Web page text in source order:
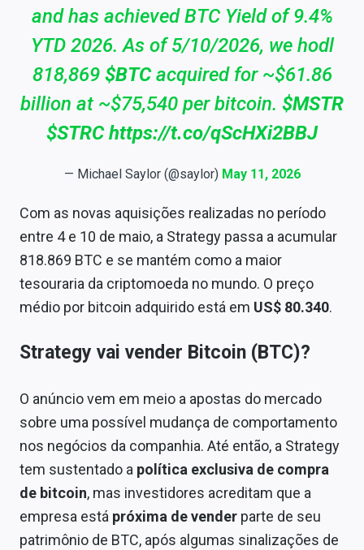
and has achieved BTC Yield of 9.4%
YTD 2026. As of 5/10/2026, we hodl
818,869 $BTCacquired for ~$61.86
billion at ~$75,540 per bitcoin. $MSTR
$STRC https://t.co/qScHXi2BBJ
— Michael Saylor (@saylor) May 11, 2026
Com as novas aquisições realizadas no período
entre 4 e 10 de maio, a Strategy passa a acumular
818.869 BTC e se mantém como a maior
tesouraria da criptomoeda no mundo. O preço
médio por bitcoin adquirido está em US$ 80.340.
Strategy vai vender Bitcoin (BTC)?
O anúncio vem em meio a apostas do mercado
sobre uma possível mudança de comportamento
nos negócios da companhia. Até então, a Strategy
tem sustentado a política exclusiva de compra
de bitcoin, mas investidores acreditam que a
empresa está próxima de vender parte de seu
patrimônio de BTC, após algumas sinalizações de